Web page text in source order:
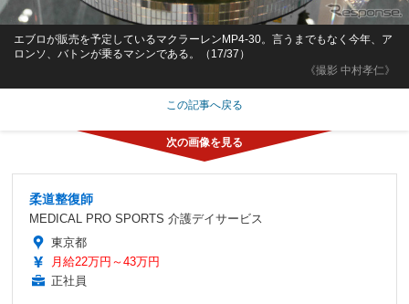
《撮影 中村孝仁》
エブロが販売を予定しているマクラーレンMP4-30。言うまでもなく今年、ア
ロンソ、バトンが乗るマシンである。（17/37）
この記事へ戻る
柔道整復師
MEDICAL PRO SPORTS 介護デイサービス
東京都
月給22万円～43万円
正社員